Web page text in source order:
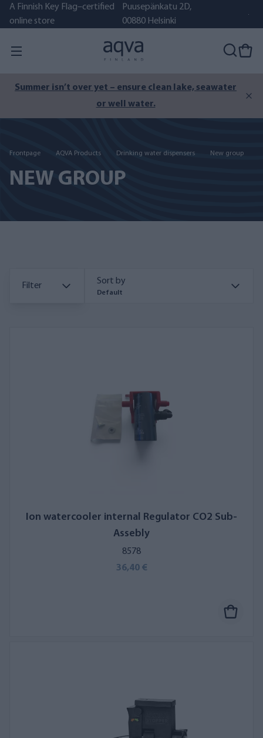
A Finnish Key Flag–certified
online store
Puusepänkatu 2D,
00880 Helsinki
Summer isn’t over yet – ensure clean lake, seawater
or well water.
Frontpage AQVA Products Drinking water dispensers New group
NEW GROUP
Filter Sort by
Default
Ion watercooler internal Regulator CO2 Sub-
Assebly
8578
36,40 €